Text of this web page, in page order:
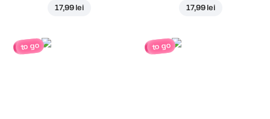
17,99 lei 17,99 lei
to go to go